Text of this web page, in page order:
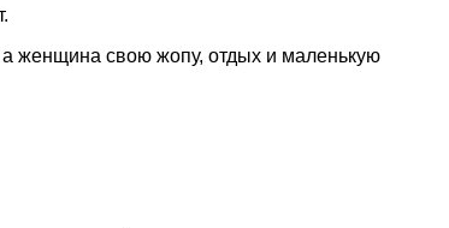
а женщина свою жопу, отдых и маленькую